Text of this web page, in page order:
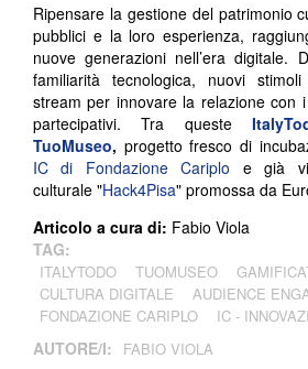
Ripensare la gestione del patrimonio
pubblici e la loro esperienza,
nuove generazioni nell’era digitale.
familiarità tecnologica, nuovi
stream per innovare la relazione con
partecipativi. Tra queste
TuoMuseo, progetto fresco di
IC di Fondazione Cariplo e già
culturale "Hack4Pisa" promossa da
Articolo a cura di: Fabio Viola
TAG:
ITALYTODO TUOMUSEO
CULTURA DIGITALE
AUDIENCE
FONDAZIONE CARIPLO
IC -
AUTORE/I: FABIO VIOLA